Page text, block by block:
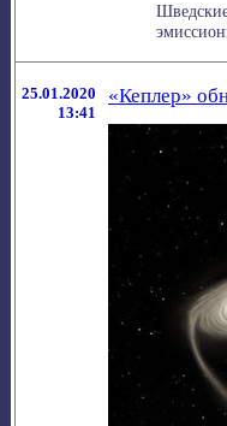
25.01.2020
13:41
«Кеплер»